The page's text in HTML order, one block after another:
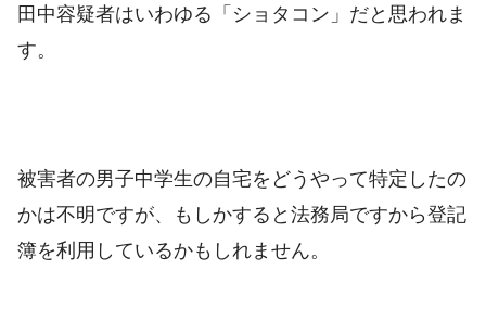
田中容疑者はいわゆる「ショタコン」だと思われま
す。
被害者の男子中学生の自宅をどうやって特定したの
かは不明ですが、もしかすると法務局ですから登記
簿を利用しているかもしれません。